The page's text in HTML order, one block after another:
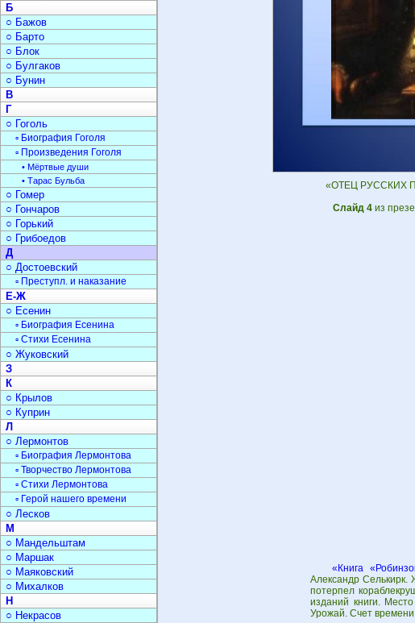
«ОТЕЦ РУССКИХ
Слайд 4из
«Книга
Александр Селькирк.
потерпел
изданий книги.
Урожай. Счет
Б
○ Бажов
○ Барто
○ Блок
○ Булгаков
○ Бунин
В
Г
○ Гоголь
▫ Биография Гоголя
▫ Произведения Гоголя
• Мёртвые души
• Тарас Бульба
○ Гомер
○ Гончаров
○ Горький
○ Грибоедов
Д
○ Достоевский
▫ Преступл. и наказание
Е-Ж
○ Есенин
▫ Биография Есенина
▫ Стихи Есенина
○ Жуковский
З
К
○ Крылов
○ Куприн
Л
○ Лермонтов
▫ Биография Лермонтова
▫ Творчество Лермонтова
▫ Стихи Лермонтова
▫ Герой нашего времени
○ Лесков
М
○ Мандельштам
○ Маршак
○ Маяковский
○ Михалков
Н
○ Некрасов